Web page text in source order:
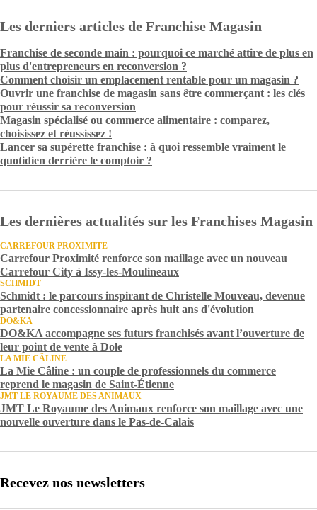
Les derniers articles de Franchise Magasin
Franchise de seconde main : pourquoi ce marché attire de plus en
plus d'entrepreneurs en reconversion ?
Comment choisir un emplacement rentable pour un magasin ?
Ouvrir une franchise de magasin sans être commerçant : les clés
pour réussir sa reconversion
Magasin spécialisé ou commerce alimentaire : comparez,
choisissez et réussissez !
Lancer sa supérette franchise : à quoi ressemble vraiment le
quotidien derrière le comptoir ?
Les dernières actualités sur les Franchises Magasin
CARREFOUR PROXIMITE
Carrefour Proximité renforce son maillage avec un nouveau
Carrefour City à Issy-les-Moulineaux
SCHMIDT
Schmidt : le parcours inspirant de Christelle Mouveau, devenue
partenaire concessionnaire après huit ans d'évolution
DO&KA
DO&KA accompagne ses futurs franchisés avant l’ouverture de
leur point de vente à Dole
LA MIE CÂLINE
La Mie Câline : un couple de professionnels du commerce
reprend le magasin de Saint-Étienne
JMT LE ROYAUME DES ANIMAUX
JMT Le Royaume des Animaux renforce son maillage avec une
nouvelle ouverture dans le Pas-de-Calais
Recevez nos newsletters